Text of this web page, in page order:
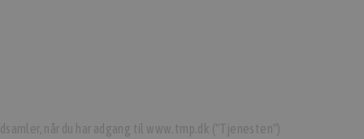
når du har adgang til www.tmp.dk ("Tjenesten")